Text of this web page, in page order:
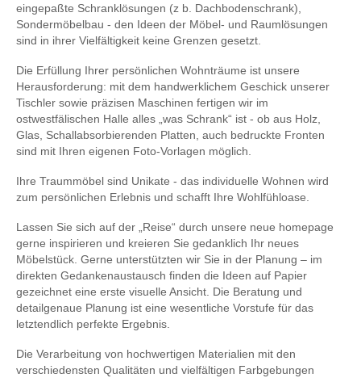
eingepaßte Schranklösungen (z b. Dachbodenschrank),
Sondermöbelbau - den Ideen der Möbel- und Raumlösungen
sind in ihrer Vielfältigkeit keine Grenzen gesetzt.
Die Erfüllung Ihrer persönlichen Wohnträume ist unsere
Herausforderung: mit dem handwerklichem Geschick unserer
Tischler sowie präzisen Maschinen fertigen wir im
ostwestfälischen Halle alles „was Schrank“ ist - ob aus Holz,
Glas, Schallabsorbierenden Platten, auch bedruckte Fronten
sind mit Ihren eigenen Foto-Vorlagen möglich.
Ihre Traummöbel sind Unikate - das individuelle Wohnen wird
zum persönlichen Erlebnis und schafft Ihre Wohlfühloase.
Lassen Sie sich auf der „Reise“ durch unsere neue homepage
gerne inspirieren und kreieren Sie gedanklich Ihr neues
Möbelstück. Gerne unterstützten wir Sie in der Planung – im
direkten Gedankenaustausch finden die Ideen auf Papier
gezeichnet eine erste visuelle Ansicht. Die Beratung und
detailgenaue Planung ist eine wesentliche Vorstufe für das
letztendlich perfekte Ergebnis.
Die Verarbeitung von hochwertigen Materialien mit den
verschiedensten Qualitäten und vielfältigen Farbgebungen